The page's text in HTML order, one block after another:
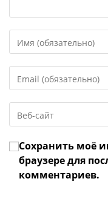
свое
или
имя
чтобы
прокомментировать
свой
адрес,
чтобы
URL
веб-
сайта
(необязательно)
Сохранить моё
браузере для
комментариев.